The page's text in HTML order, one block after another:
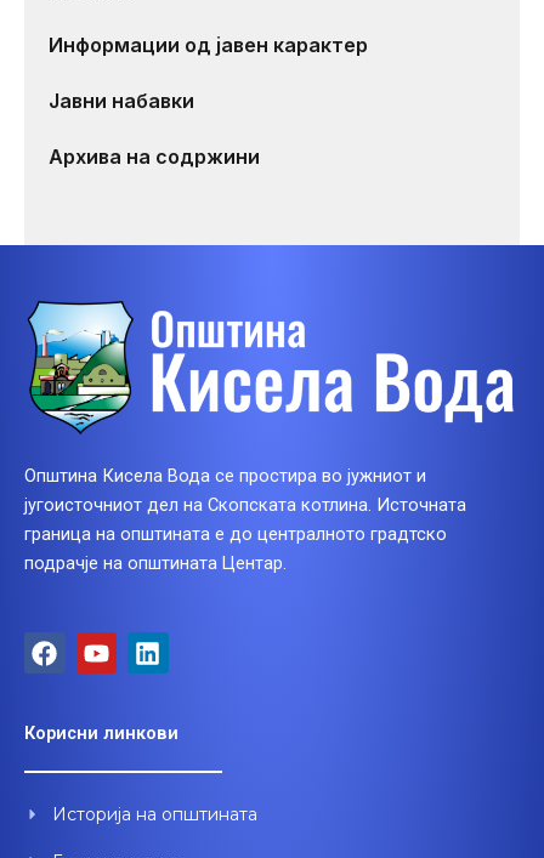
Информации од јавен карактер
Јавни набавки
Архива на содржини
Општина Кисела Вода се простира во јужниот и
југоисточниот дел на Скопската котлина. Источната
граница на општината е до централното градтско
подрачје на општината Центар.
F
a
b
o
k
Y
o
u
b
L
i
e
d
n
Корисни линкови
Историја на општината